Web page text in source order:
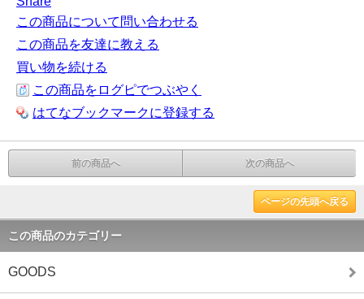
この商品について問い合わせる
この商品を友達に教える
買い物を続ける
この商品をログピでつぶやく
はてなブックマークに登録する
前の商品へ 次の商品へ
ページの先頭へ戻る
この商品のカテゴリー
GOODS